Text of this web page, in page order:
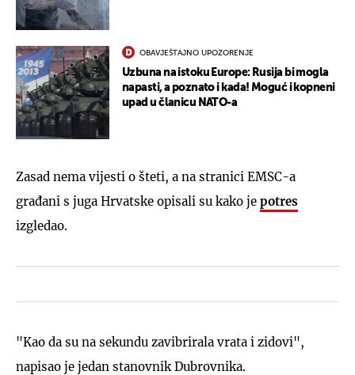
OBAVJEŠTAJNO UPOZORENJE
Uzbuna na istoku Europe: Rusija bi mogla
napasti, a poznato i kada! Moguć i kopneni
upad u članicu NATO-a
Zasad nema vijesti o šteti, a na stranici EMSC-a
građani s juga Hrvatske opisali su kako je potres
izgledao.
"Kao da su na sekundu zavibrirala vrata i zidovi",
napisao je jedan stanovnik Dubrovnika.